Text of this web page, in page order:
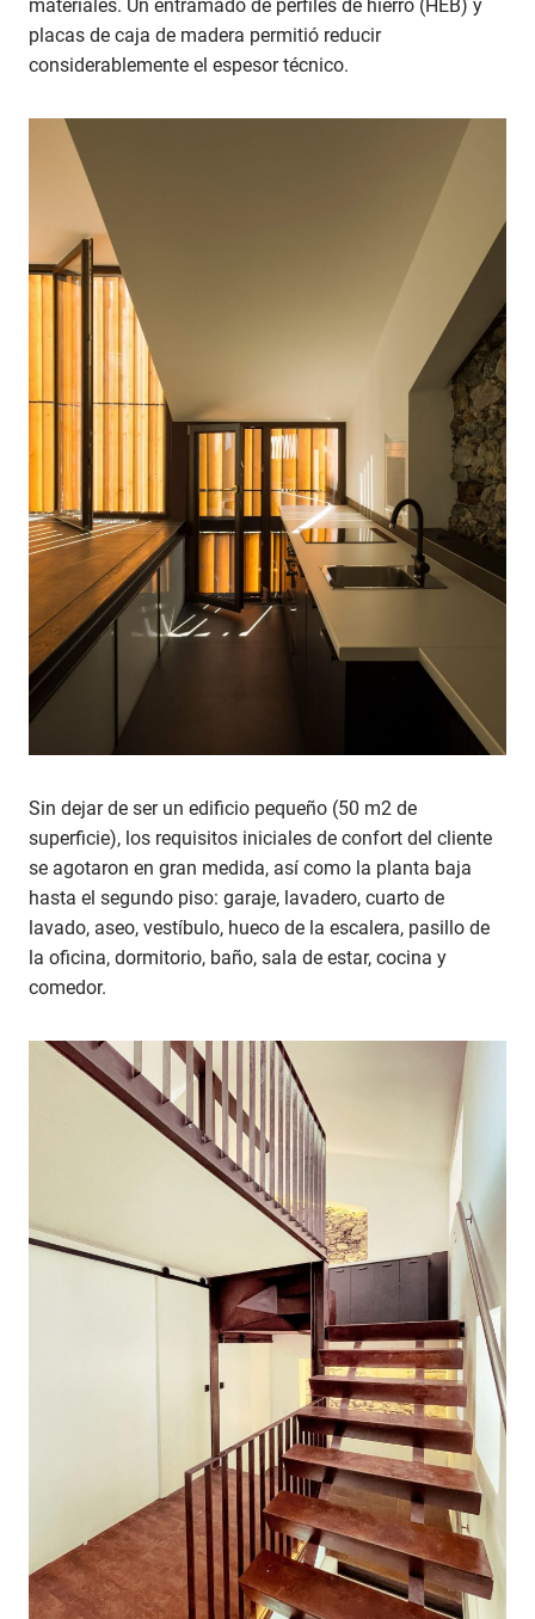
materiales. Un entramado de perfiles de hierro (HEB) y
placas de caja de madera permitió reducir
considerablemente el espesor técnico.
Sin dejar de ser un edificio pequeño (50 m2 de
superficie), los requisitos iniciales de confort del cliente
se agotaron en gran medida, así como la planta baja
hasta el segundo piso: garaje, lavadero, cuarto de
lavado, aseo, vestíbulo, hueco de la escalera, pasillo de
la oficina, dormitorio, baño, sala de estar, cocina y
comedor.